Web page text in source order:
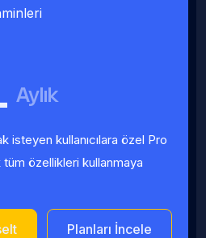
Aylık
isteyen kullanıcılara özel Pro
özellikleri kullanmaya
Planları İncele